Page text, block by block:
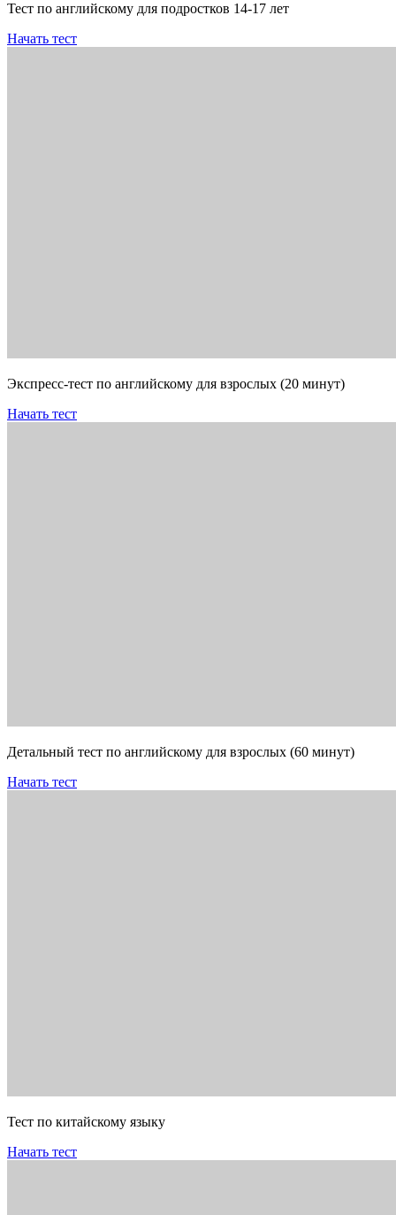
Тест по английскому для подростков 14-17 лет
Начать тест
Экспресс-тест по английскому для взрослых (20 минут)
Начать тест
Детальный тест по английскому для взрослых (60 минут)
Начать тест
Тест по китайскому языку
Начать тест